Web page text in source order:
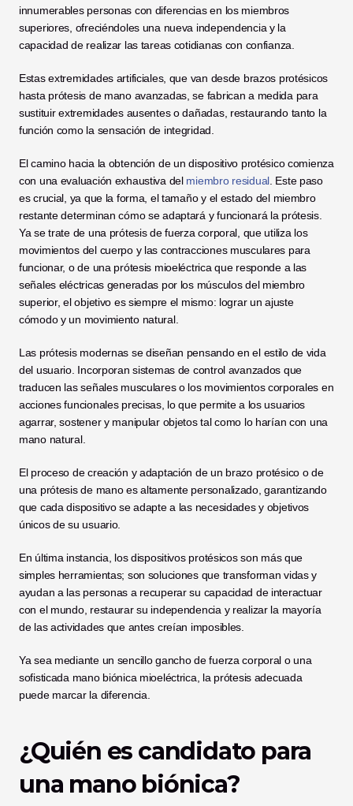
innumerables personas con diferencias en los miembros
superiores, ofreciéndoles una nueva independencia y la
capacidad de realizar las tareas cotidianas con confianza.
Estas extremidades artificiales, que van desde brazos protésicos
hasta prótesis de mano avanzadas, se fabrican a medida para
sustituir extremidades ausentes o dañadas, restaurando tanto la
función como la sensación de integridad.
El camino hacia la obtención de un dispositivo protésico comienza
con una evaluación exhaustiva del miembro residual . Este paso
es crucial, ya que la forma, el tamaño y el estado del miembro
restante determinan cómo se adaptará y funcionará la prótesis.
Ya se trate de una prótesis de fuerza corporal, que utiliza los
movimientos del cuerpo y las contracciones musculares para
funcionar, o de una prótesis mioeléctrica que responde a las
señales eléctricas generadas por los músculos del miembro
superior, el objetivo es siempre el mismo: lograr un ajuste
cómodo y un movimiento natural.
Las prótesis modernas se diseñan pensando en el estilo de vida
del usuario. Incorporan sistemas de control avanzados que
traducen las señales musculares o los movimientos corporales en
acciones funcionales precisas, lo que permite a los usuarios
agarrar, sostener y manipular objetos tal como lo harían con una
mano natural.
El proceso de creación y adaptación de un brazo protésico o de
una prótesis de mano es altamente personalizado, garantizando
que cada dispositivo se adapte a las necesidades y objetivos
únicos de su usuario.
En última instancia, los dispositivos protésicos son más que
simples herramientas; son soluciones que transforman vidas y
ayudan a las personas a recuperar su capacidad de interactuar
con el mundo, restaurar su independencia y realizar la mayoría
de las actividades que antes creían imposibles.
Ya sea mediante un sencillo gancho de fuerza corporal o una
sofisticada mano biónica mioeléctrica, la prótesis adecuada
puede marcar la diferencia.
¿Quién es candidato para
una mano biónica?